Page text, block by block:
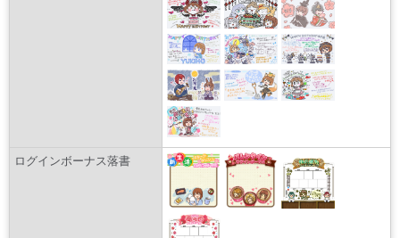
ログインボーナス落書